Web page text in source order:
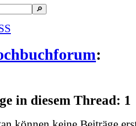
:
in diesem Thread: 1